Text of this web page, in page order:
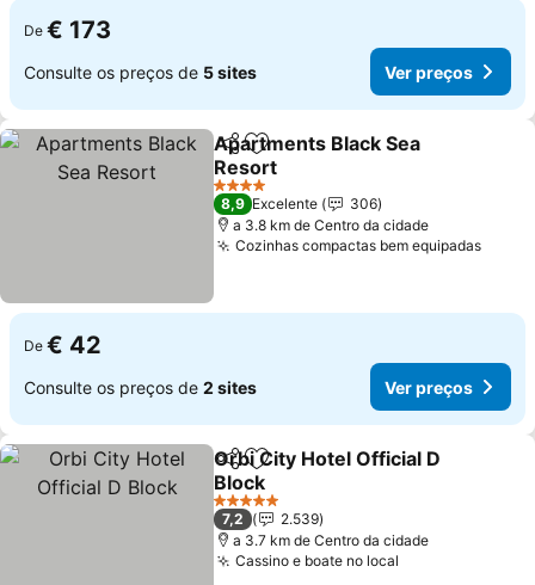
De € 173
Consulte os preços de 5 sites Ver preços
PartilharAdicionar aos favoritos
Apartments Black Sea
Resort
Ver preços
4 Estrelas
8,9 Excelente
306
a 3.8 km de Centro da cidade
Cozinhas compactas bem equipadasVer
De € 42
Consulte os preços de 2 sites Ver preços
PartilharAdicionar aos favoritos
Orbi City Hotel Official D
Block
Ver preços
5 Estrelas
7,2
2.539
a 3.7 km de Centro da cidade
Cassino e boate no local